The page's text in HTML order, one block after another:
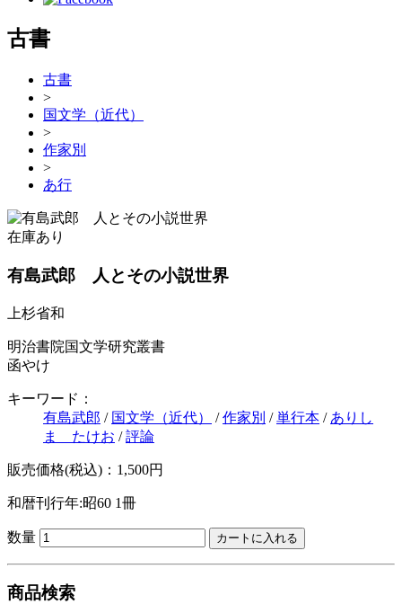
古書
古書
>
国文学（近代）
>
作家別
>
あ行
在庫あり
有島武郎 人とその小説世界
上杉省和
明治書院国文学研究叢書
函やけ
キーワード：
有島武郎 / 国文学（近代） /作家別 /単行本 / ありし
ま たけお /評論
販売価格(税込)：1,500円
和暦刊行年:昭60 1冊
数量
商品検索